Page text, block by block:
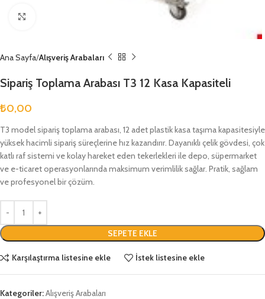
Ana Sayfa Alışveriş Arabaları
Sipariş Toplama Arabası T3 12 Kasa Kapasiteli
₺0,00
T3 model sipariş toplama arabası, 12 adet plastik kasa taşıma kapasitesiyle
yüksek hacimli sipariş süreçlerine hız kazandırır. Dayanıklı çelik gövdesi, çok
katlı raf sistemi ve kolay hareket eden tekerlekleri ile depo, süpermarket
ve e-ticaret operasyonlarında maksimum verimlilik sağlar. Pratik, sağlam
ve profesyonel bir çözüm.
SEPETE EKLE
Karşılaştırma listesine ekle İstek listesine ekle
Kategoriler:Alışveriş Arabaları